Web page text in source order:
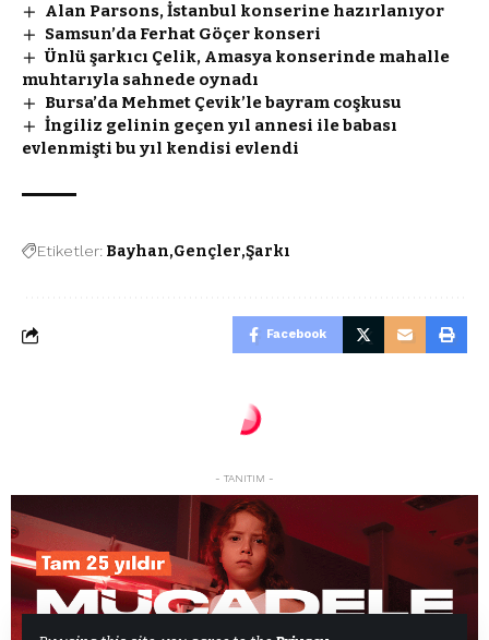
Alan Parsons, İstanbul konserine hazırlanıyor
Samsun’da Ferhat Göçer konseri
Ünlü şarkıcı Çelik, Amasya konserinde mahalle
muhtarıyla sahnede oynadı
Bursa’da Mehmet Çevik’le bayram coşkusu
İngiliz gelinin geçen yıl annesi ile babası
evlenmişti bu yıl kendisi evlendi
Etiketler: Bayhan Gençler Şarkı
Facebook
- TANITIM -